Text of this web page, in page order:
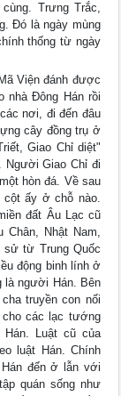
Trưng Trắc,
Đó là ngày mùng
thống từ ngày
Viện đánh được
nhà Đông Hán rồi
nơi, đi đến đâu
cây đồng trụ ở
Giao Chỉ diệt"
Người Giao Chỉ đi
hòn đá. Về sau
cột ấy ở chỗ nào.
đất Âu Lạc cũ
Chân, Nhật Nam,
sử từ Trung Quốc
động binh lính ở
là người Hán. Bên
truyền con nối
các lạc tướng
Luật cũ của
luật Hán. Chính
đến ở lẫn với
quán sống như